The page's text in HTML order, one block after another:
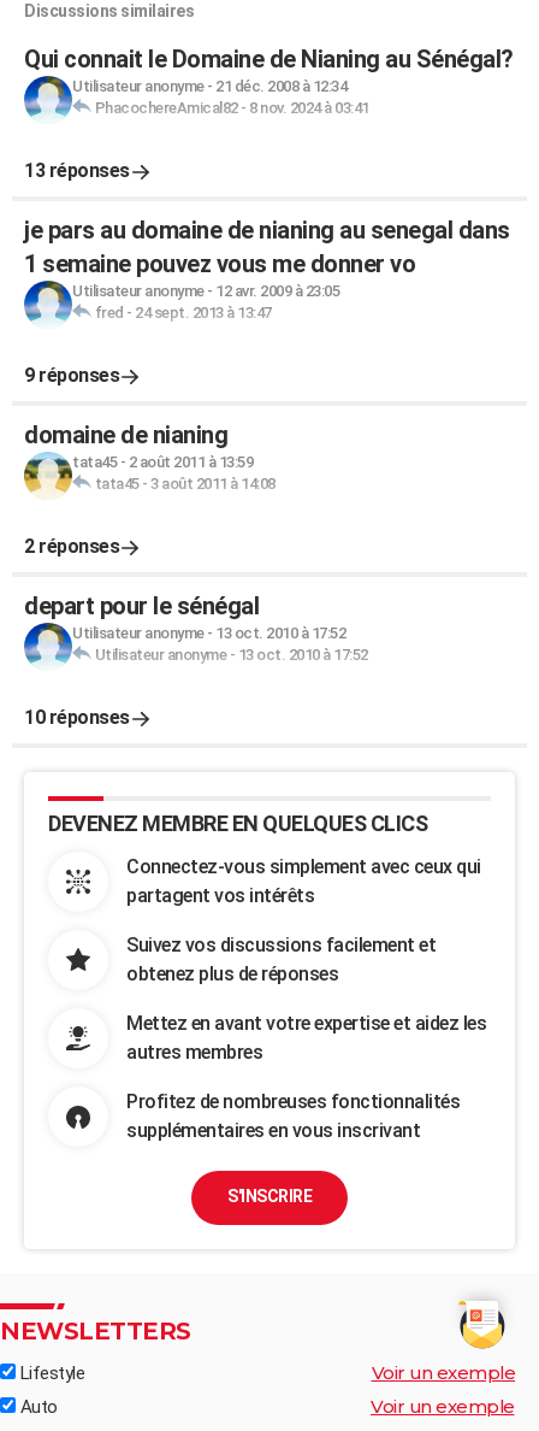
Discussions similaires
Qui connait le Domaine de Nianing au Sénégal?
Utilisateur anonyme- 21 déc. 2008 à 12:34
PhacochereAmical82- 8 nov. 2024 à 03:41
13 réponses
je pars au domaine de nianing au senegal dans
1 semaine pouvez vous me donner vo
Utilisateur anonyme- 12 avr. 2009 à 23:05
fred - 24 sept. 2013 à 13:47
9 réponses
domaine de nianing
tata45- 2 août 2011 à 13:59
tata45- 3 août 2011 à 14:08
2 réponses
depart pour le sénégal
Utilisateur anonyme- 13 oct. 2010 à 17:52
Utilisateur anonyme- 13 oct. 2010 à 17:52
10 réponses
DEVENEZ MEMBRE EN QUELQUES CLICS
Connectez-vous simplement avec ceux qui
partagent vos intérêts
Suivez vos discussions facilement et
obtenez plus de réponses
Mettez en avant votre expertise et aidez les
autres membres
Profitez de nombreuses fonctionnalités
supplémentaires en vous inscrivant
S'INSCRIRE
NEWSLETTERS
Lifestyle Voir un exemple
Auto Voir un exemple